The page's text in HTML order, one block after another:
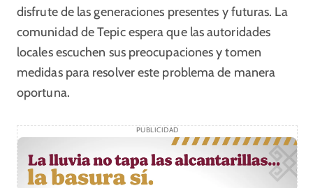
disfrute de las generaciones presentes y futuras. La
comunidad de Tepic espera que las autoridades
locales escuchen sus preocupaciones y tomen
medidas para resolver este problema de manera
oportuna.
PUBLICIDAD